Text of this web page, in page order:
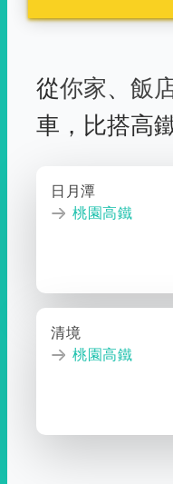
從你家、 飯
車， 比搭高
日月潭
桃園高鐵
清境
桃園高鐵